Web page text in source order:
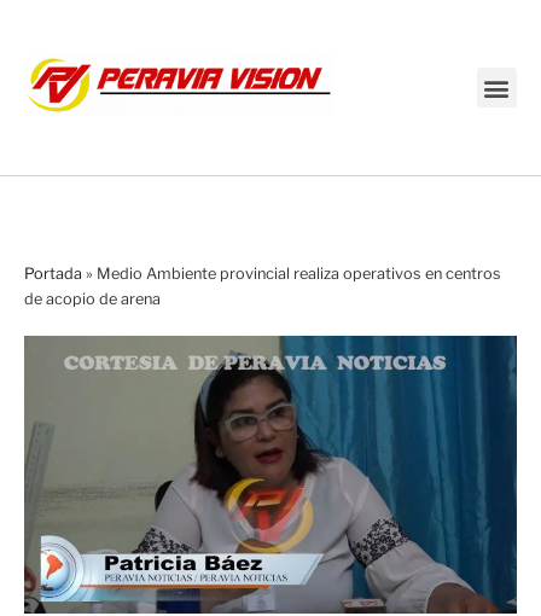
Portada » Medio Ambiente provincial realiza operativos en centros
de acopio de arena